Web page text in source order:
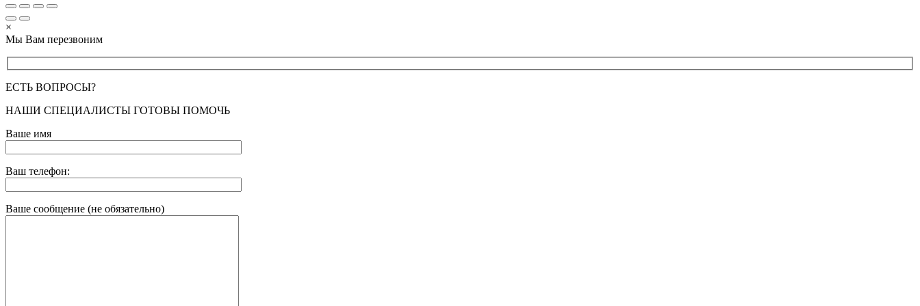
×
Мы Вам перезвоним
ЕСТЬ ВОПРОСЫ?
НАШИ СПЕЦИАЛИСТЫ ГОТОВЫ ПОМОЧЬ
Ваше имя
Ваш телефон:
Ваше сообщение (не обязательно)